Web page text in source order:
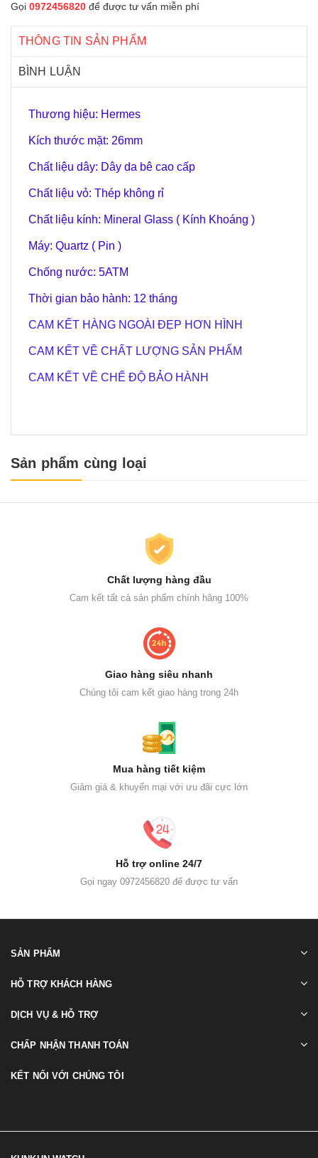
Gọi 0972456820 để được tư vấn miễn phí
THÔNG TIN SẢN PHẨM
BÌNH LUẬN
Thương hiệu: Hermes
Kích thước mặt: 26mm
Chất liệu dây: Dây da bê cao cấp
Chất liệu vỏ: Thép không rỉ
Chất liệu kính: Mineral Glass ( Kính Khoáng )
Máy: Quartz ( Pin )
Chống nước: 5ATM
Thời gian bảo hành: 12 tháng
CAM KẾT HÀNG NGOÀI ĐẸP HƠN HÌNH
CAM KẾT VỀ CHẤT LƯỢNG SẢN PHẨM
CAM KẾT VỀ CHẾ ĐỘ BẢO HÀNH
Sản phẩm cùng loại
Chất lượng hàng đầu
Cam kết tất cả sản phẩm chính hãng 100%
Giao hàng siêu nhanh
Chúng tôi cam kết giao hàng trong 24h
Mua hàng tiết kiệm
Giảm giá & khuyến mại với ưu đãi cực lớn
Hỗ trợ online 24/7
Gọi ngay 0972456820 để được tư vấn
SẢN PHẨM
HỖ TRỢ KHÁCH HÀNG
DỊCH VỤ & HỖ TRỢ
CHẤP NHẬN THANH TOÁN
KẾT NỐI VỚI CHÚNG TÔI